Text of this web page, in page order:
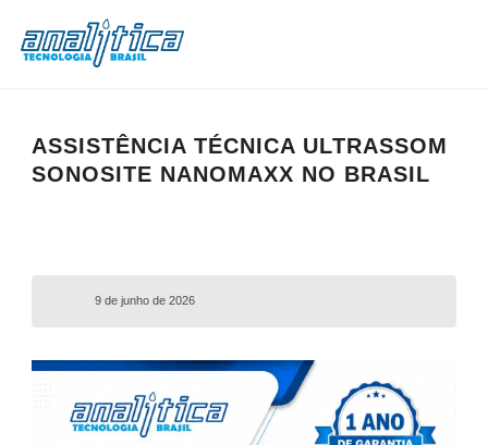
ASSISTÊNCIA TÉCNICA ULTRASSOM
SONOSITE NANOMAXX NO BRASIL
9 de junho de 2026